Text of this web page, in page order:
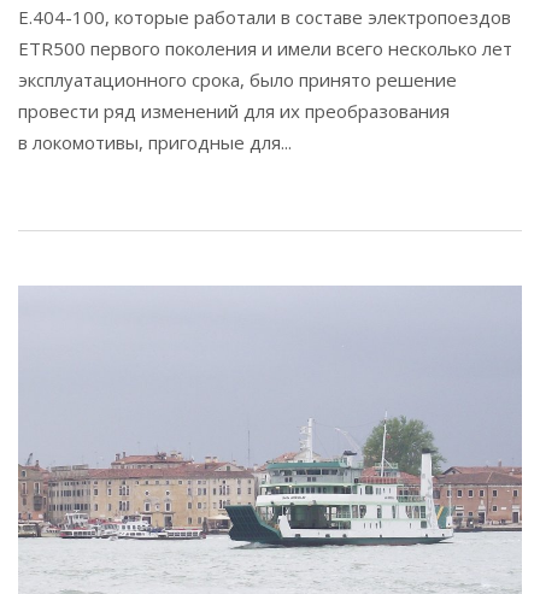
E.404-100, которые работали в составе электропоездов
ETR500 первого поколения и имели всего несколько лет
эксплуатационного срока, было принято решение
провести ряд изменений для их преобразования
в локомотивы, пригодные для...